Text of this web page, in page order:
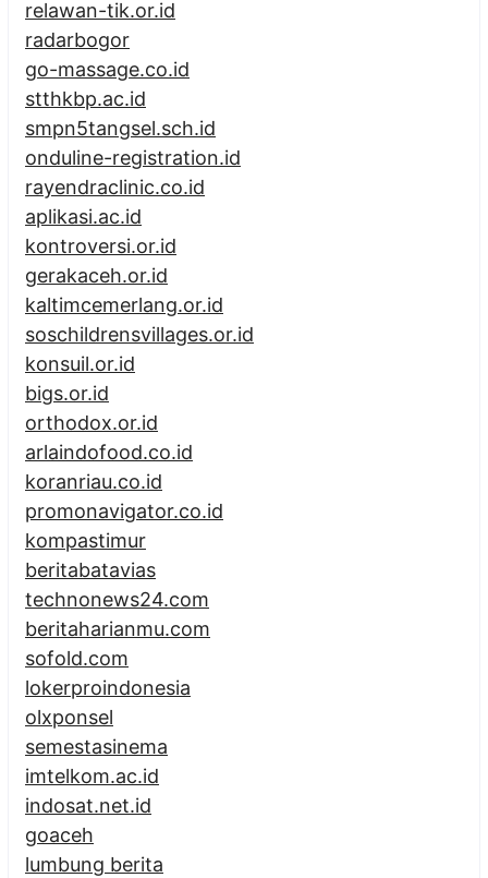
relawan-tik.or.id
radarbogor
go-massage.co.id
stthkbp.ac.id
smpn5tangsel.sch.id
onduline-registration.id
rayendraclinic.co.id
aplikasi.ac.id
kontroversi.or.id
gerakaceh.or.id
kaltimcemerlang.or.id
soschildrensvillages.or.id
konsuil.or.id
bigs.or.id
orthodox.or.id
arlaindofood.co.id
koranriau.co.id
promonavigator.co.id
kompastimur
beritabatavias
technonews24.com
beritaharianmu.com
sofold.com
lokerproindonesia
olxponsel
semestasinema
imtelkom.ac.id
indosat.net.id
goaceh
lumbung berita